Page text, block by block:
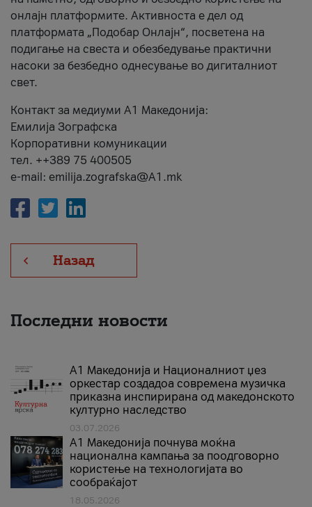
онлајн платформите. Активноста е дел од
платформата „Подобар Онлајн“, посветена на
подигање на свеста и обезбедување практични
насоки за безбедно однесување во дигиталниот
свет.
Контакт за медиуми А1 Македонија:
Емилија Зографска
Корпоративни комуникации
тел. ++389 75 400505
e-mail: emilija.zografska@A1.mk
Назад
Последни новости
А1 Македонија и Националниот џез
оркестар создадоа современа музичка
приказна инспирирана од македонското
културно наследство
03.07.2026
A1 Македонија почнува моќна
национална кампања за поодговорно
користење на технологијата во
сообраќајот
18.05.2026